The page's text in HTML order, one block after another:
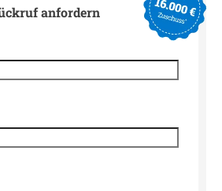
anfordern